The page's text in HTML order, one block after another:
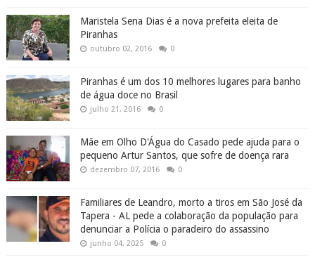
Maristela Sena Dias é a nova prefeita eleita de
Piranhas
outubro 02, 2016 0
Piranhas é um dos 10 melhores lugares para banho
de água doce no Brasil
julho 21, 2016 0
Mãe em Olho D'Água do Casado pede ajuda para o
pequeno Artur Santos, que sofre de doença rara
dezembro 07, 2016 0
Familiares de Leandro, morto a tiros em São José da
Tapera - AL pede a colaboração da população para
denunciar a Polícia o paradeiro do assassino
junho 04, 2025 0